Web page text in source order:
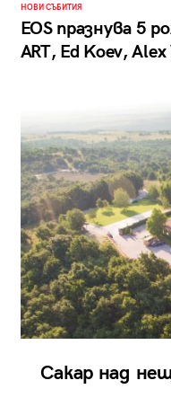
НОВИ СЪБИТИЯ
EOS празнува 5
ART, Ed Koev,
Сакар над